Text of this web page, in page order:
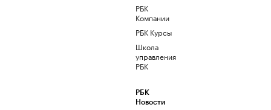
РБК
Компании
РБК Курсы
Школа
управления
РБК
РБК
Новости